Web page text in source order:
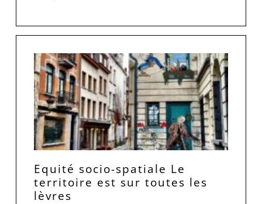
Equité socio-spatiale Le
territoire est sur toutes les
lèvres